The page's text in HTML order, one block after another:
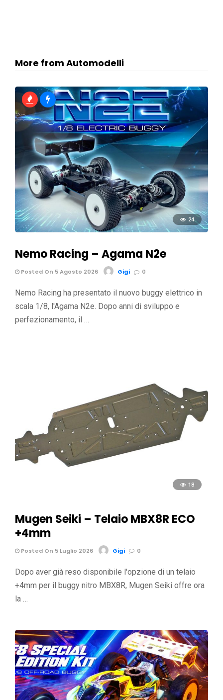
More from Automodelli
24
Nemo Racing – Agama N2e
Posted On 5 Agosto 2026 Gigi 0
Nemo Racing ha presentato il nuovo buggy elettrico in
scala 1/8, l'Agama N2e. Dopo anni di sviluppo e
perfezionamento, il …
18
Mugen Seiki – Telaio MBX8R ECO
+4mm
Posted On 5 Luglio 2026 Gigi 0
Dopo aver già reso disponibile l'opzione di un telaio
+4mm per il buggy nitro MBX8R, Mugen Seiki offre ora
la …